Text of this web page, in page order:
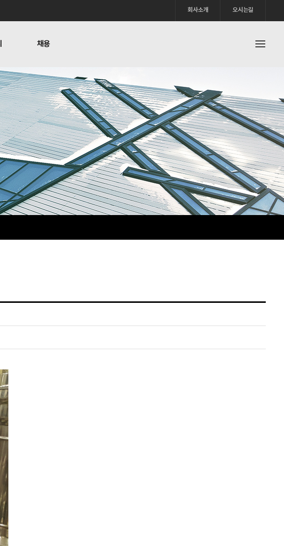
회사소개 오시는길
채용
채용
채용